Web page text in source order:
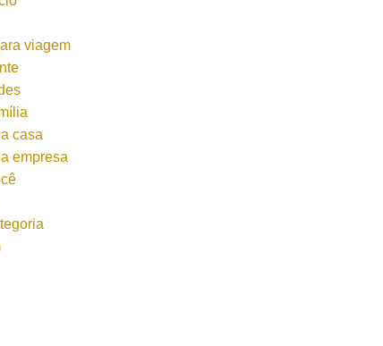
viagem
casa
empresa